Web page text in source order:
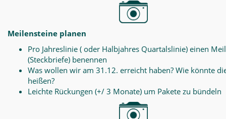
Meilensteine planen
Pro Jahreslinie ( oder Halbjahres Quartalslinie) einen
(Steckbriefe) benennen
Was wollen wir am 31.12. erreicht haben? Wie könnte
heißen?
Leichte Rückungen (+/ 3 Monate) um Pakete zu bündeln